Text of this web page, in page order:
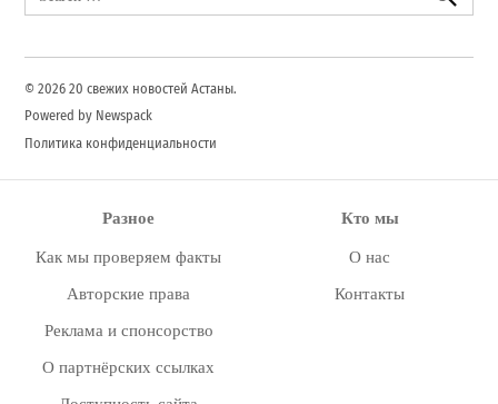
for:
Search
© 2026 20 свежих новостей Астаны.
Powered by Newspack
Политика конфиденциальности
Разное
Как мы проверяем факты
Авторские права
Реклама и спонсорство
О партнёрских ссылках
Кто мы
О нас
Контакты